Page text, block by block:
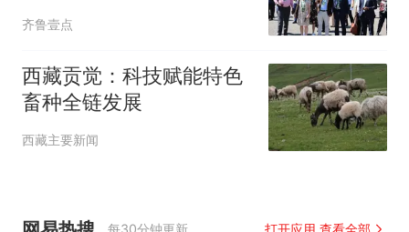
齐鲁壹点
西藏贡觉：科技赋能特色
畜种全链发展
西藏主要新闻